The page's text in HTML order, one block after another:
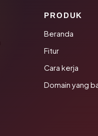
PRODUK
Beranda
Fitur
Cara kerja
Domain yang